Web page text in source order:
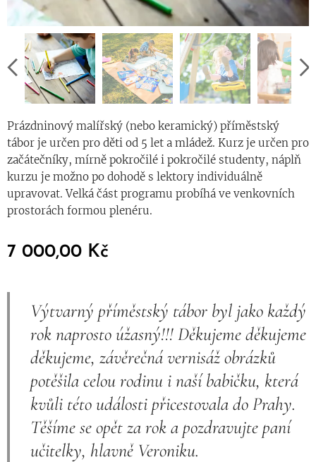
Prázdninový malířský (nebo keramický) příměstský
tábor je určen pro děti od 5 let a mládež. Kurz je určen pro
začátečníky, mírně pokročilé i pokročilé studenty, náplň
kurzu je možno po dohodě s lektory individuálně
upravovat. Velká část programu probíhá ve venkovních
prostorách formou plenéru.
7 000,00 Kč
Výtvarný příměstský tábor byl jako každý
rok naprosto úžasný!!! Děkujeme děkujeme
děkujeme, závěrečná vernisáž obrázků
potěšila celou rodinu i naší babičku, která
kvůli této události přicestovala do Prahy.
Těšíme se opět za rok a pozdravujte paní
učitelky, hlavně Veroniku.